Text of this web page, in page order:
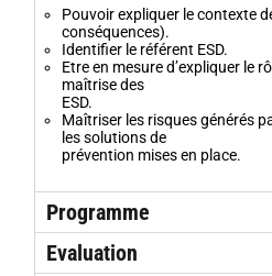
Pouvoir expliquer le contexte
conséquences).
Identifier le référent ESD.
Etre en mesure d’expliquer le
maîtrise des
ESD.
Maîtriser les risques générés
les solutions de
prévention mises en place.
Programme
Evaluation